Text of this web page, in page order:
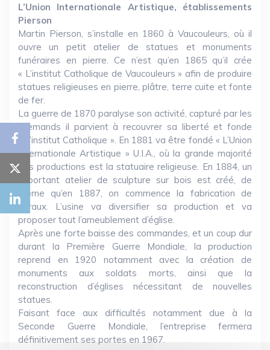
L’Union Internationale Artistique, établissements
Pierson
Martin Pierson, s’installe en 1860 à Vaucouleurs, où il
ouvre un petit atelier de statues et monuments
funéraires en pierre. Ce n’est qu’en 1865 qu’il crée
« L’institut Catholique de Vaucouleurs » afin de produire
statues religieuses en pierre, plâtre, terre cuite et fonte
de fer.
La guerre de 1870 paralyse son activité, capturé par les
allemands il parvient à recouvrer sa liberté et fonde
« L’institut Catholique ». En 1881 va être fondé « L’Union
Internationale Artistique » U.I.A., où la grande majorité
des productions est la statuaire religieuse. En 1884, un
important atelier de sculpture sur bois est créé, de
même qu’en 1887, on commence la fabrication de
vitraux. L’usine va diversifier sa production et va
proposer tout l’ameublement d’église.
Après une forte baisse des commandes, et un coup dur
durant la Première Guerre Mondiale, la production
reprend en 1920 notamment avec la création de
monuments aux soldats morts, ainsi que la
reconstruction d’églises nécessitant de nouvelles
statues.
Faisant face aux difficultés notamment due à la
Seconde Guerre Mondiale, l’entreprise fermera
définitivement ses portes en 1967.